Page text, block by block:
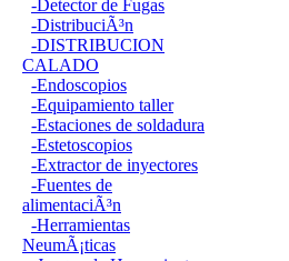
-Detector de Fugas
-DistribuciÃ³n
-DISTRIBUCION
CALADO
-Endoscopios
-Equipamiento taller
-Estaciones de soldadura
-Estetoscopios
-Extractor de inyectores
-Fuentes de
alimentaciÃ³n
-Herramientas
NeumÃ¡ticas